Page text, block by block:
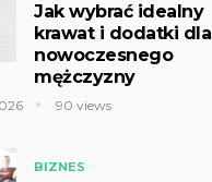
Jak wybrać idealny
krawat i dodatki dla
nowoczesnego
mężczyzny
90 views
BIZNES